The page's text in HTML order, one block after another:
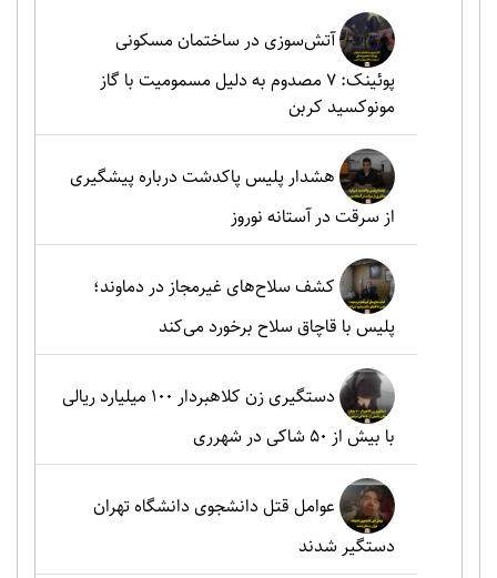
آتش‌سوزی در ساختمان مسکونی
پوئینک: 7 مصدوم به دلیل مسمومیت با گاز
مونوکسید کربن
هشدار پلیس پاکدشت درباره پیشگیری
از سرقت در آستانه نوروز
کشف سلاح‌های غیرمجاز در دماوند؛
پلیس با قاچاق سلاح برخورد می‌کند
دستگیری زن کلاهبردار ۱۰۰ میلیارد ریالی
با بیش از ۵۰ شاکی در شهرری
عوامل قتل دانشجوی دانشگاه تهران
دستگیر شدند